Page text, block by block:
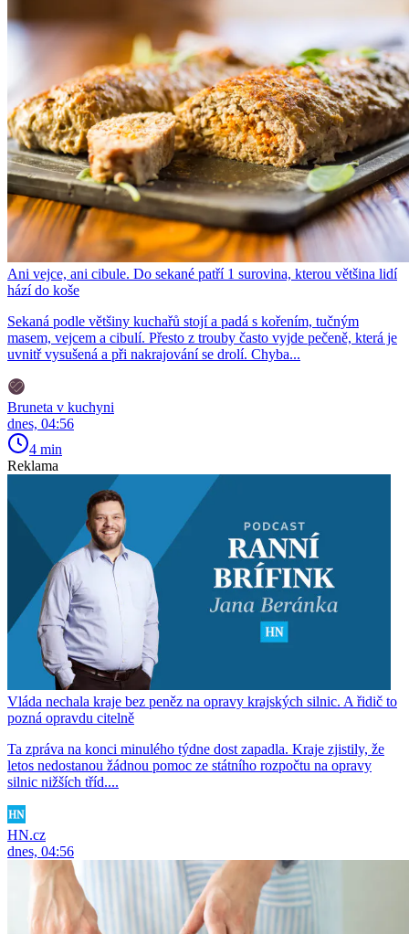
Ani vejce, ani cibule. Do sekané patří 1 surovina, kterou většina lidí
hází do koše
Sekaná podle většiny kuchařů stojí a padá s kořením, tučným
masem, vejcem a cibulí. Přesto z trouby často vyjde pečeně, která je
uvnitř vysušená a při nakrajování se drolí. Chyba...
Bruneta v kuchyni
dnes, 04:56
4 min
Reklama
Vláda nechala kraje bez peněz na opravy krajských silnic. A řidič to
pozná opravdu citelně
Ta zpráva na konci minulého týdne dost zapadla. Kraje zjistily, že
letos nedostanou žádnou pomoc ze státního rozpočtu na opravy
silnic nižších tříd....
HN.cz
dnes, 04:56